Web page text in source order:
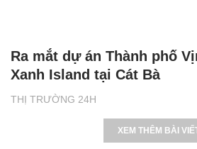
THỊ TRƯỜNG 24H
Ra mắt dự án Thành phố
Xanh Island tại Cát Bà
XEM THÊM BÀI